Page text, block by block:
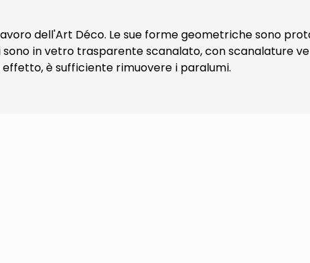
dell'Art Déco. Le sue forme geometriche sono
in vetro trasparente scanalato, con scanalature
è sufficiente rimuovere i paralumi.